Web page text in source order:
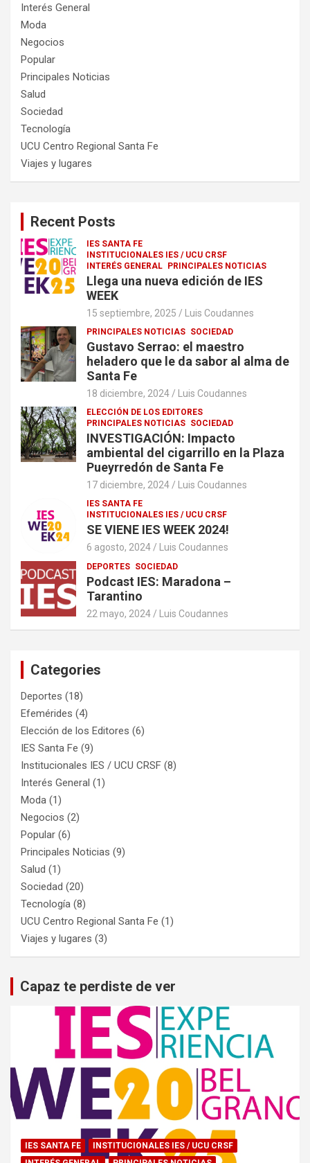
Interés General
Moda
Negocios
Popular
Principales Noticias
Salud
Sociedad
Tecnología
UCU Centro Regional Santa Fe
Viajes y lugares
Recent Posts
IES SANTA FE
INSTITUCIONALES IES / UCU CRSF
INTERÉS GENERAL PRINCIPALES NOTICIAS
Llega una nueva edición de IES
WEEK
15 septiembre, 2025 Luis Coudannes
PRINCIPALES NOTICIAS SOCIEDAD
Gustavo Serrao: el maestro
heladero que le da sabor al alma de
Santa Fe
18 diciembre, 2024 Luis Coudannes
ELECCIÓN DE LOS EDITORES
PRINCIPALES NOTICIAS SOCIEDAD
INVESTIGACIÓN: Impacto
ambiental del cigarrillo en la Plaza
Pueyrredón de Santa Fe
17 diciembre, 2024 Luis Coudannes
IES SANTA FE
INSTITUCIONALES IES / UCU CRSF
SE VIENE IES WEEK 2024!
6 agosto, 2024 Luis Coudannes
DEPORTES SOCIEDAD
Podcast IES: Maradona –
Tarantino
22 mayo, 2024 Luis Coudannes
Categories
Deportes (18)
Efemérides (4)
Elección de los Editores (6)
IES Santa Fe (9)
Institucionales IES / UCU CRSF (8)
Interés General (1)
Moda (1)
Negocios (2)
Popular (6)
Principales Noticias (9)
Salud (1)
Sociedad (20)
Tecnología (8)
UCU Centro Regional Santa Fe (1)
Viajes y lugares (3)
Capaz te perdiste de ver
IES SANTA FE
INSTITUCIONALES IES / UCU CRSF